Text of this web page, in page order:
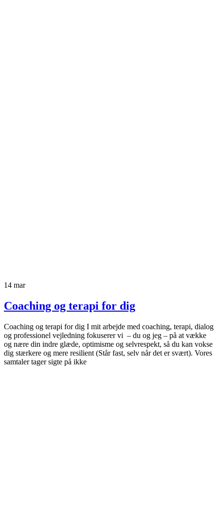
14 mar
Coaching og terapi for dig
Coaching og terapi for dig I mit arbejde med coaching, terapi, dialog
og professionel vejledning fokuserer vi – du og jeg – på at vække
og nære din indre glæde, optimisme og selvrespekt, så du kan vokse
dig stærkere og mere resilient (Står fast, selv når det er svært). Vores
samtaler tager sigte på ikke